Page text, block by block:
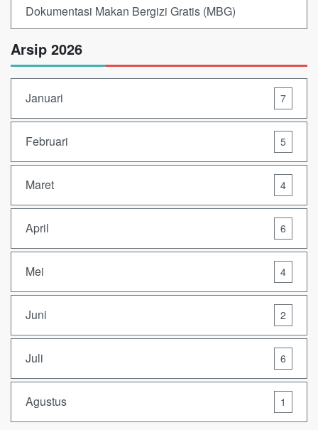
Dokumentasi Makan Bergizi Gratis (MBG)
Arsip 2026
Januari 7
Februari 5
Maret 4
April 6
Mei 4
Juni 2
Juli 6
Agustus 1